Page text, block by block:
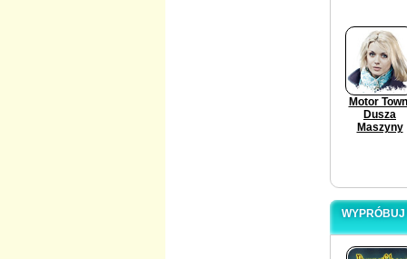
Motor
Dusza
Maszyny
WYPRÓBUJ